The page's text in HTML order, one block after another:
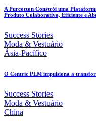
A Purcotton Constrói uma
Produto Colaborativa, Eficiente e
Success Stories
Moda & Vestuário
Ásia-Pacífico
O Centric PLM impulsiona a
Success Stories
Moda & Vestuário
China